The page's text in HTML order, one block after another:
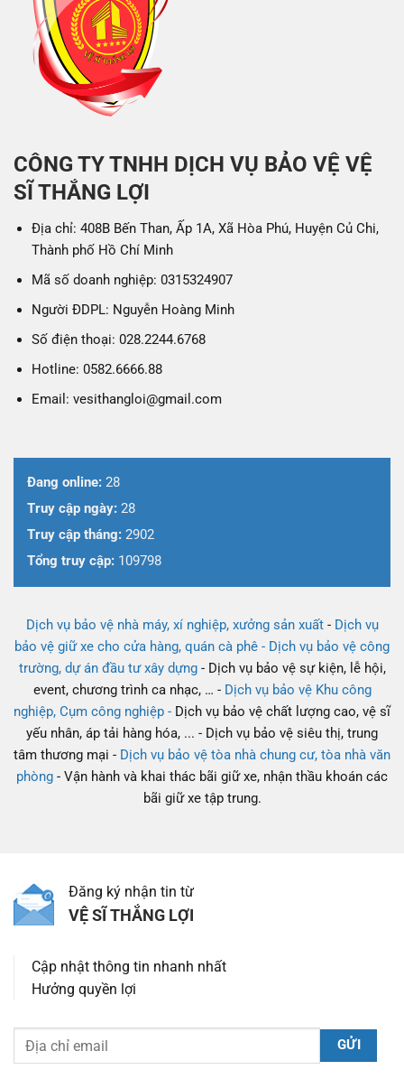
CÔNG TY TNHH DỊCH VỤ BẢO VỆ VỆ
SĨ THẮNG LỢI
Địa chỉ: 408B Bến Than, Ấp 1A, Xã Hòa Phú, Huyện Củ Chi,
Thành phố Hồ Chí Minh
Mã số doanh nghiệp: 0315324907
Người ĐDPL: Nguyễn Hoàng Minh
Số điện thoại: 028.2244.6768
Hotline: 0582.6666.88
Email: vesithangloi@gmail.com
Đang online: 28
Truy cập ngày: 28
Truy cập tháng: 2902
Tổng truy cập: 109798
Dịch vụ bảo vệ nhà máy, xí nghiệp, xưởng sản xuất- Dịch vụ
bảo vệ giữ xe cho cửa hàng, quán cà phê - Dịch vụ bảo vệ công
trường, dự án đầu tư xây dựng- Dịch vụ bảo vệ sự kiện, lễ hội,
event, chương trình ca nhạc, … - Dịch vụ bảo vệ Khu công
nghiệp, Cụm công nghiệp - Dịch vụ bảo vệ chất lượng cao, vệ sĩ
yếu nhân, áp tải hàng hóa, ... - Dịch vụ bảo vệ siêu thị, trung
tâm thương mại - Dịch vụ bảo vệ tòa nhà chung cư, tòa nhà văn
phòng - Vận hành và khai thác bãi giữ xe, nhận thầu khoán các
bãi giữ xe tập trung.
Đăng ký nhận tin từ
VỆ SĨ THẮNG LỢI
Cập nhật thông tin nhanh nhất
Hưởng quyền lợi